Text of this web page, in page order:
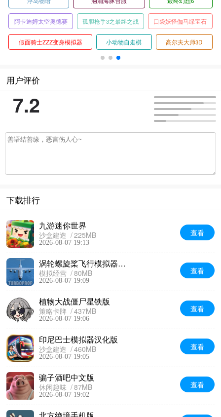
阿卡迪姆太空奥德赛 孤胆枪手3之最终之战 口袋妖怪伽马绿宝石
假面骑士ZZZ变身模拟器 小动物自走棋 高尔夫大师3D
用户评价
7.2
下载排行
九游迷你世界
沙盒建造 225MB
2026-08-07 19:13
查看
涡轮螺旋桨飞行模拟器无限金币版
模拟经营 80MB
2026-08-07 19:09
查看
植物大战僵尸星铁版
策略卡牌 437MB
2026-08-07 19:06
查看
印尼巴士模拟器汉化版
沙盒建造 460MB
2026-08-07 19:05
查看
骗子酒吧中文版
休闲趣味 87MB
2026-08-07 19:02
查看